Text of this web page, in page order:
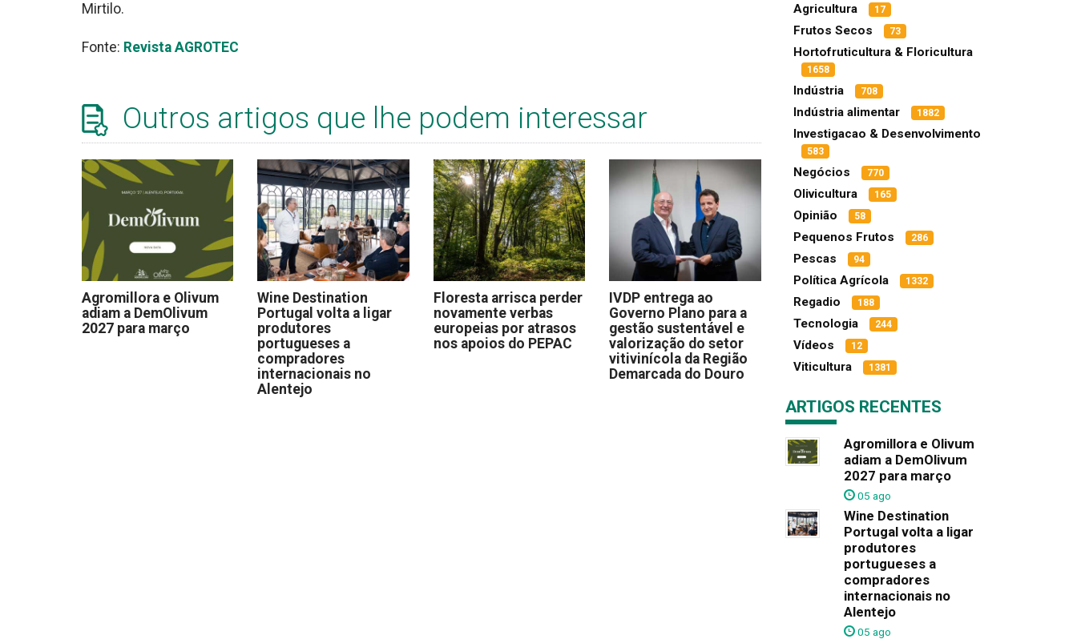
Mirtilo.
Fonte: Revista AGROTEC
Outros artigos que lhe podem interessar
Agromillora e Olivum
adiam a DemOlivum
2027 para março
Wine Destination
Portugal volta a ligar
produtores
portugueses a
compradores
internacionais no
Alentejo
Floresta arrisca perder
novamente verbas
europeias por atrasos
nos apoios do PEPAC
IVDP entrega ao
Governo Plano para a
gestão sustentável e
valorização do setor
vitivinícola da Região
Demarcada do Douro
Agricultura
17
Frutos Secos 73
Hortofruticultura & Floricultura
1658
Indústria 708
Indústria alimentar 1882
Investigacao & Desenvolvimento
583
Negócios 770
Olivicultura 165
Opinião 58
Pequenos Frutos 286
Pescas 94
Política Agrícola 1332
Regadio 188
Tecnologia 244
Vídeos 12
Viticultura 1381
ARTIGOS RECENTES
Agromillora e Olivum
adiam a DemOlivum
2027 para março
05 ago
Wine Destination
Portugal volta a ligar
produtores
portugueses a
compradores
internacionais no
Alentejo
05 ago